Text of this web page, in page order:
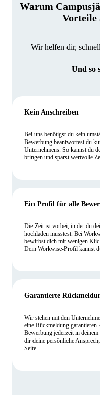
Warum
Vorteile
Wir helfen dir,
Und so
Kein Anschreiben
Bei uns benötigst du kein
Bewerbung beantwortest du
Unternehmens. So kannst du
bringen und sparst wertvolle
Ein Profil für alle
Die Zeit ist vorbei, in der du
hochladen musstest. Bei
bewirbst dich mit wenigen
Dein Workwise-Profil kannst
Garantierte
Wir stehen mit den
eine Rückmeldung garantieren
Bewerbung jederzeit in
dir deine persönliche
Seite.